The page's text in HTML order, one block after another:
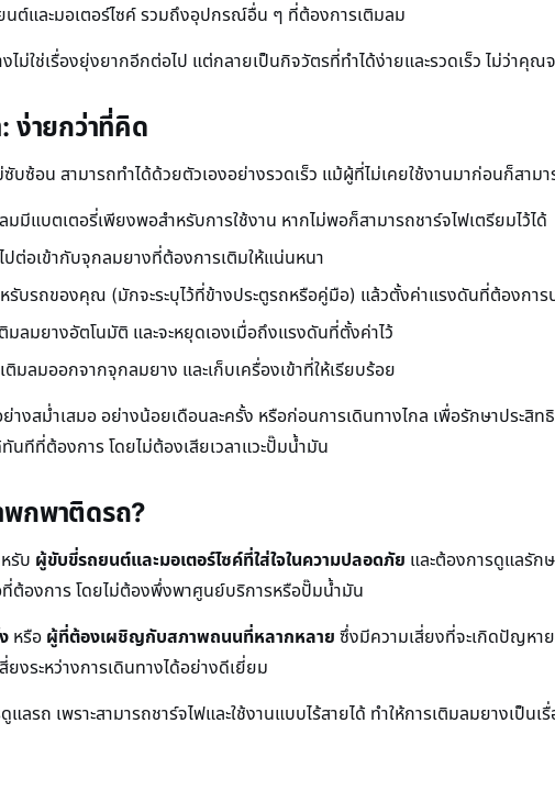
นต์และมอเตอร์ไซค์ รวมถึงอุปกรณ์อื่น ๆ ที่ต้องการเติมลม
ใช่เรื่องยุ่งยากอีกต่อไป แต่กลายเป็นกิจวัตรที่ทำได้ง่ายและรวดเร็ว ไม่ว่าคุณ
ง่ายกว่าที่คิด
ซ้อน สามารถทำได้ด้วยตัวเองอย่างรวดเร็ว แม้ผู้ที่ไม่เคยใช้งานมาก่อนก็สาม
มมีแบตเตอรี่เพียงพอสำหรับการใช้งาน หากไม่พอก็สามารถชาร์จไฟเตรียมไว้ได้
ต่อเข้ากับจุกลมยางที่ต้องการเติมให้แน่นหนา
รับรถของคุณ (มักจะระบุไว้ที่ข้างประตูรถหรือคู่มือ) แล้วตั้งค่าแรงดันที่ต้องกา
มลมยางอัตโนมัติ และจะหยุดเองเมื่อถึงแรงดันที่ตั้งค่าไว้
มลมออกจากจุกลมยาง และเก็บเครื่องเข้าที่ให้เรียบร้อย
งสม่ำเสมอ อย่างน้อยเดือนละครั้ง หรือก่อนการเดินทางไกล เพื่อรักษาประสิ
ทีที่ต้องการ โดยไม่ต้องเสียเวลาแวะปั๊มน้ำมัน
พกพาติดรถ?
รับ ผู้ขับขี่รถยนต์และมอเตอร์ไซค์ที่ใส่ใจในความปลอดภัย และต้องการดูแลรัก
ต้องการ โดยไม่ต้องพึ่งพาศูนย์บริการหรือปั๊มน้ำมัน
หรือ ผู้ที่ต้องเผชิญกับสภาพถนนที่หลากหลาย ซึ่งมีความเสี่ยงที่จะเกิดปัญห
งระหว่างการเดินทางได้อย่างดีเยี่ยม
แลรถ เพราะสามารถชาร์จไฟและใช้งานแบบไร้สายได้ ทำให้การเติมลมยางเป็น